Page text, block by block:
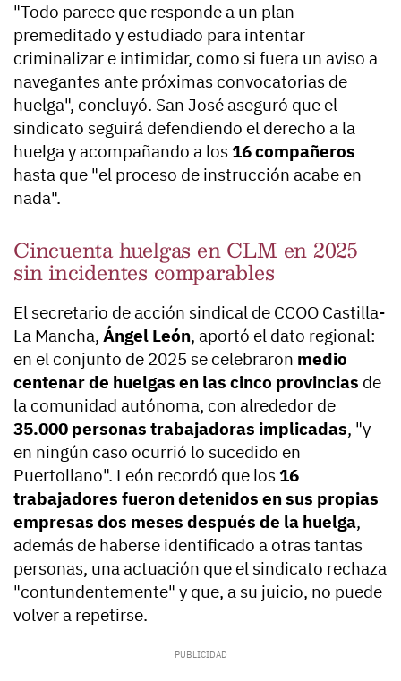
"Todo parece que responde a un plan
premeditado y estudiado para intentar
criminalizar e intimidar, como si fuera un aviso a
navegantes ante próximas convocatorias de
huelga", concluyó. San José aseguró que el
sindicato seguirá defendiendo el derecho a la
huelga y acompañando a los 16 compañeros
hasta que "el proceso de instrucción acabe en
nada".
Cincuenta huelgas en CLM en 2025
sin incidentes comparables
El secretario de acción sindical de CCOO Castilla-
La Mancha, Ángel León, aportó el dato regional:
en el conjunto de 2025 se celebraron medio
centenar de huelgas en las cinco provincias de
la comunidad autónoma, con alrededor de
35.000 personas trabajadoras implicadas, "y
en ningún caso ocurrió lo sucedido en
Puertollano". León recordó que los 16
trabajadores fueron detenidos en sus propias
empresas dos meses después de la huelga,
además de haberse identificado a otras tantas
personas, una actuación que el sindicato rechaza
"contundentemente" y que, a su juicio, no puede
volver a repetirse.